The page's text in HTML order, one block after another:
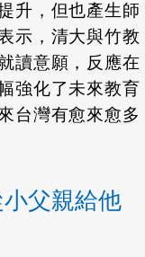
升，但也產生師
示，清大與竹教
讀意願，反應在
強化了未來教育
台灣有愈來愈多
父親給他